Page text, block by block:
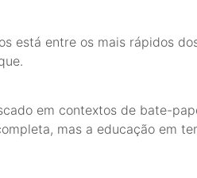
está entre os mais rápidos
em contextos de bate-
mas a educação em